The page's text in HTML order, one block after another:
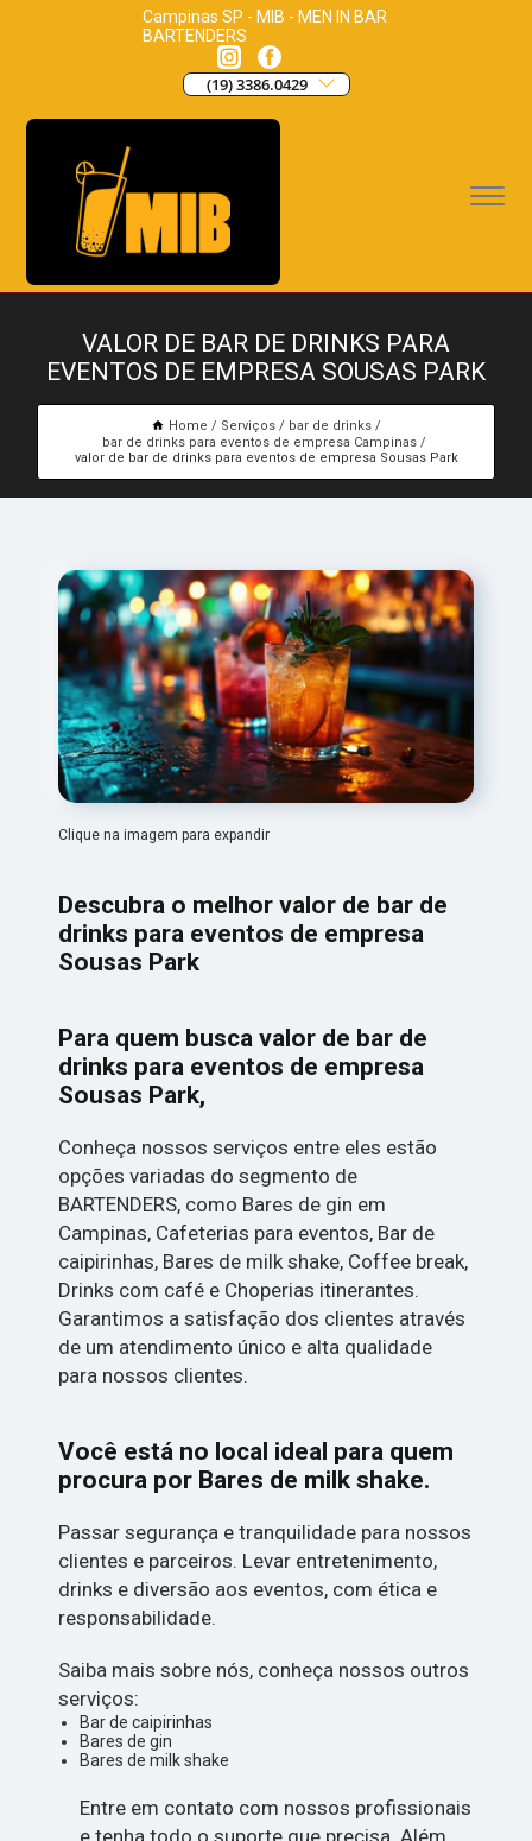
Campinas SP - MIB - MEN IN BAR
BARTENDERS
(19) 3386.0429
VALOR DE BAR DE DRINKS PARA
EVENTOS DE EMPRESA SOUSAS PARK
Home Serviços
bar de drinks
bar de drinks para eventos de empresa Campinas
valor de bar de drinks para eventos de empresa Sousas Park
Clique na imagem para expandir
Descubra o melhor valor de bar de
drinks para eventos de empresa
Sousas Park
Para quem busca valor de bar de
drinks para eventos de empresa
Sousas Park,
Conheça nossos serviços entre eles estão
opções variadas do segmento de
BARTENDERS, como Bares de gin em
Campinas, Cafeterias para eventos, Bar de
caipirinhas, Bares de milk shake, Coffee break,
Drinks com café e Choperias itinerantes.
Garantimos a satisfação dos clientes através
de um atendimento único e alta qualidade
para nossos clientes.
Você está no local ideal para quem
procura por Bares de milk shake.
Passar segurança e tranquilidade para nossos
clientes e parceiros. Levar entretenimento,
drinks e diversão aos eventos, com ética e
responsabilidade.
Saiba mais sobre nós, conheça nossos outros
serviços:
Bar de caipirinhas
Bares de gin
Bares de milk shake
Entre em contato com nossos profissionais